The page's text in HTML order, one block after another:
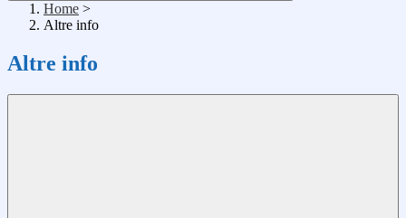
Home >
Altre info
Altre info